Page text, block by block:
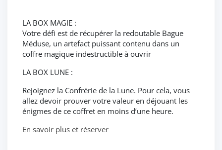
LA BOX MAGIE :
Votre défi est de récupérer la redoutable Bague
Méduse, un artefact puissant contenu dans un
coffre magique indestructible à ouvrir
LA BOX LUNE :
Rejoignez la Confrérie de la Lune. Pour cela, vous
allez devoir prouver votre valeur en déjouant les
énigmes de ce coffret en moins d’une heure.
En savoir plus et réserver